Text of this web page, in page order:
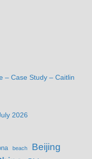
– Case Study – Caitlin
2026
beach Beijing